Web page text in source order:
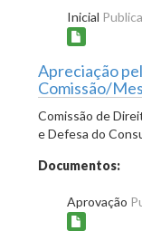
Inicial
Apreciação
Comissão/
Comissão de
e Defesa do
Documentos:
Aprovação